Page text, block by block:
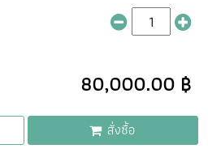
80,000.00 ฿
สั่งซื้อ